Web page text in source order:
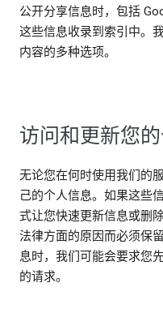
公开分享信息时，包括
这些信息收录到索引中。
内容的多种选项。
访问和更新您
无论您在何时使用我们的
己的个人信息。如果这些
式让您快速更新信息或删
法律方面的原因而必须保
息时，我们可能会要求您
的请求。